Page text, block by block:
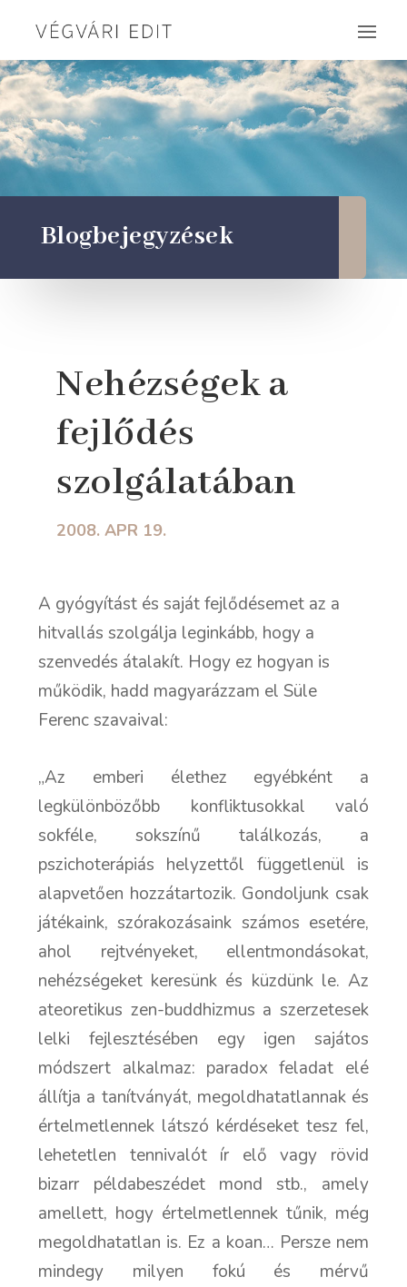
Blogbejegyzések
Nehézségek a
fejlődés
szolgálatában
2008. APR 19.
A gyógyítást és saját fejlődésemet az a
hitvallás szolgálja leginkább, hogy a
szenvedés átalakít. Hogy ez hogyan is
működik, hadd magyarázzam el Süle
Ferenc szavaival:
„Az emberi élethez egyébként a
legkülönbözőbb konfliktusokkal való
sokféle, sokszínű találkozás, a
pszichoterápiás helyzettől függetlenül is
alapvetően hozzátartozik. Gondoljunk csak
játékaink, szórakozásaink számos esetére,
ahol rejtvényeket, ellentmondásokat,
nehézségeket keresünk és küzdünk le. Az
ateoretikus zen-buddhizmus a szerzetesek
lelki fejlesztésében egy igen sajátos
módszert alkalmaz: paradox feladat elé
állítja a tanítványát, megoldhatatlannak és
értelmetlennek látszó kérdéseket tesz fel,
lehetetlen tennivalót ír elő vagy rövid
bizarr példabeszédet mond stb., amely
amellett, hogy értelmetlennek tűnik, még
megoldhatatlan is. Ez a koan… Persze nem
mindegy milyen fokú és mérvű